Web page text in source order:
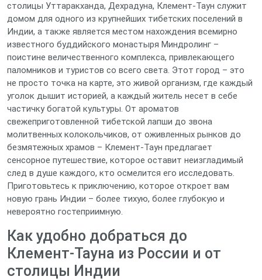
столицы Уттаракханда, Дехрадуна, Клемент-Таун служит
домом для одного из крупнейших тибетских поселений в
Индии, а также является местом нахождения всемирно
известного буддийского монастыря Миндролинг –
поистине величественного комплекса, привлекающего
паломников и туристов со всего света. Этот город – это
не просто точка на карте, это живой организм, где каждый
уголок дышит историей, а каждый житель несет в себе
частичку богатой культуры. От ароматов
свежеприготовленной тибетской лапши до звона
молитвенных колокольчиков, от оживленных рынков до
безмятежных храмов – Клемент-Таун предлагает
сенсорное путешествие, которое оставит неизгладимый
след в душе каждого, кто осмелится его исследовать.
Приготовьтесь к приключению, которое откроет вам
новую грань Индии – более тихую, более глубокую и
невероятно гостеприимную.
Как удобно добраться до
Клемент-Тауна из России и от
столицы Индии